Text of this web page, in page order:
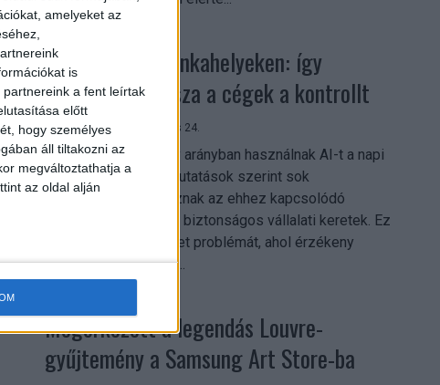
amelyeket az
is
a fent leírtak
előtt
hogy személyes
áll tiltakozni az
megváltoztathatja a
az oldal alján
Shadow AI a munkahelyeken: így
szerezhetik vissza a cégek a kontrollt
Digital Center 2026. július 24.
A munkavállalók nagy arányban használnak AI-t a napi
munkában, ám friss kutatások szerint sok
szervezetnél hiányoznak az ehhez kapcsolódó
világos irányelvek és biztonságos vállalati keretek. Ez
különösen ott jelenthet problémát, ahol érzékeny
üzleti információkkal...
Megérkezett a legendás Louvre-
gyűjtemény a Samsung Art Store-ba